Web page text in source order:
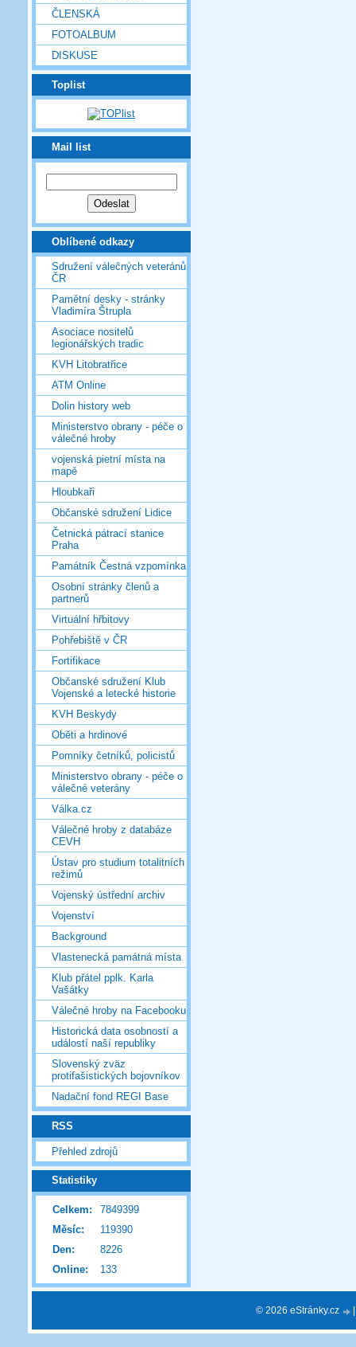
ČLENSKÁ
FOTOALBUM
DISKUSE
Toplist
Mail list
Oblíbené odkazy
Sdružení válečných veteránů
ČR
Pamětní desky - stránky
Vladimíra Štrupla
Asociace nositelů
legionářských tradic
KVH Litobratřice
ATM Online
Dolin history web
Ministerstvo obrany - péče o
válečné hroby
vojenská pietní místa na
mapě
Hloubkaři
Občanské sdružení Lidice
Četnická pátrací stanice
Praha
Památník Čestná vzpomínka
Osobní stránky členů a
partnerů
Virtuální hřbitovy
Pohřebiště v ČR
Fortifikace
Občanské sdružení Klub
Vojenské a letecké historie
KVH Beskydy
Oběti a hrdinové
Pomníky četníků, policistů
Ministerstvo obrany - péče o
válečné veterány
Válka.cz
Válečné hroby z databáze
CEVH
Ústav pro studium totalitních
režimů
Vojenský ústřední archiv
Vojenství
Background
Vlastenecká památná místa
Klub přátel pplk. Karla
Vašátky
Válečné hroby na Facebooku
Historická data osobností a
událostí naší republiky
Slovenský zväz
protifašistických bojovníkov
Nadační fond REGI Base
RSS
Přehled zdrojů
Statistiky
Online: 133
Celkem:
7849399
Měsíc:
119390
Den:
8226
© 2026 eStránky.cz